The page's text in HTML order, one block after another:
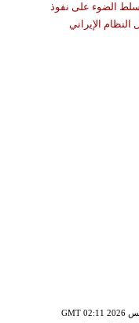
الضوء على نفوذ
الإيراني